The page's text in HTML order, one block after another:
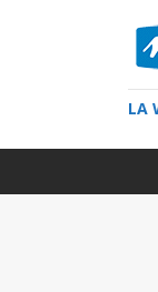
LA